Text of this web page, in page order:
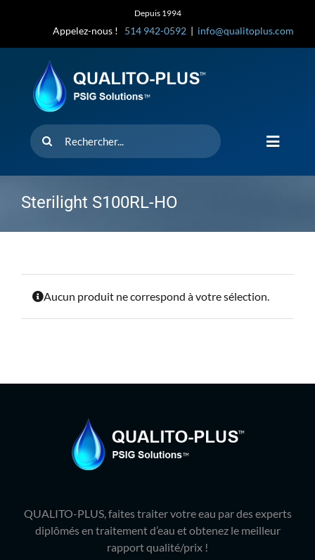
Depuis 1994
Appelez-nous ! 514 942-0592 | info@qualitoplus.com
Toggle
D’où
Produits
Rechercher
Sterilight S100RL-HO
Aucun produit ne correspond à votre sélection.
QUALITO-PLUS, faites traiter votre eau par des experts
diplômés en traitement d’eau et obtenez le meilleur
rapport qualité/prix !